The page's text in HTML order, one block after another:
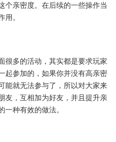
个亲密度。在后续的一些操作当
。
很多的活动，其实都是要求玩家
起参加的，如果你并没有高亲密
能就无法参与了，所以对大家来
友，互相加为好友，并且提升亲
种有效的做法。